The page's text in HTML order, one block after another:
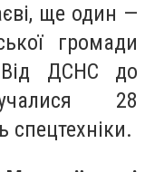
ще один —
громади
Від ДСНС до
28
спецтехніки.